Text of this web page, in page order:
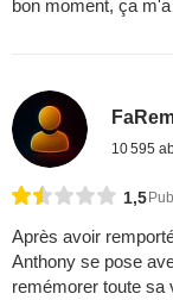
bon moment, ça
10 595
1,5
Après avoir
Anthony se pose
remémorer toute sa